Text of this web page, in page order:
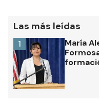
Las más leídas
María
1